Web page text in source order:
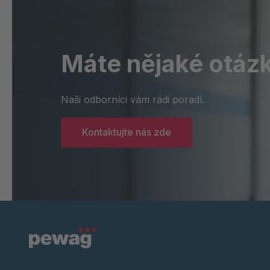
Máte nějaké
Naši odborníci vám rádi poradí.
Kontaktujte nás zde